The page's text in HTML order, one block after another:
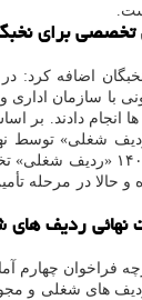
اضافه کرد:
با سازمان اداری
ها انجام دادند. بر
۶ هزار «ردیف شغلی»
شده است که حدود ۱۴۰۰
و حالا در مرحله
نهائی ردیف
فراخوان چهارم
های شغلی و